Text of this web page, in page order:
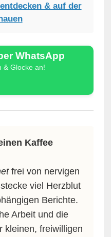
& auf der
WhatsApp
& Glocke an!
Kaffee
frei von nervigen
viel Herzblut
Berichte.
Arbeit und die
kleinen, freiwilligen